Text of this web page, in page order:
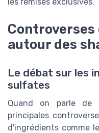
autour des
Le débat sur les
sulfates
Quand on parle de
principales
d'ingrédients comme le